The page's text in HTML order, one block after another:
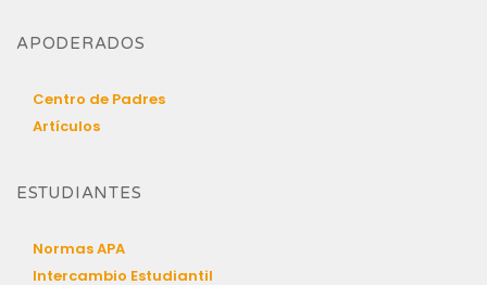
APODERADOS
Centro de Padres
Artículos
ESTUDIANTES
Normas APA
Intercambio Estudiantil